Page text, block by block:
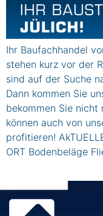
Ihr Baufachhandel
stehen kurz vor der
sind auf der Suche
Dann kommen Sie
bekommen Sie
können auch von
profitieren!
ORT Bodenbeläge